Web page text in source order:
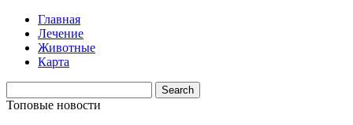
Главная
Лечение
Животные
Карта
Топовые новости